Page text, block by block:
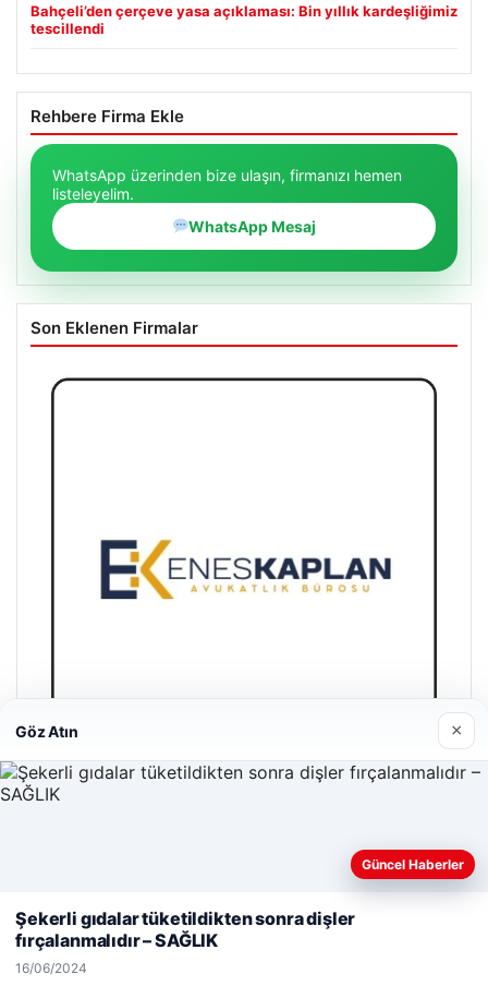
Bahçeli’den çerçeve yasa açıklaması: Bin yıllık kardeşliğimiz
tescillendi
Rehbere Firma Ekle
WhatsApp üzerinden bize ulaşın, firmanızı hemen
listeleyelim.
WhatsApp Mesaj
Son Eklenen Firmalar
Enes Kaplan Avukatlık Bürosu
Web sitemizi nasıl kullandığınızı daha iyi anlayabilmek,
kullanıyoruz.Çerez Politikamız
Göz Atın ×
Güncel Haberler
Şekerli gıdalar tüketildikten sonra dişler
fırçalanmalıdır – SAĞLIK
16/06/2024